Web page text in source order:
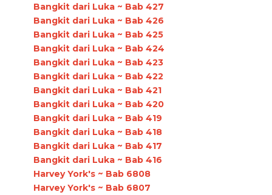
Bangkit dari Luka ~ Bab 427
Bangkit dari Luka ~ Bab 426
Bangkit dari Luka ~ Bab 425
Bangkit dari Luka ~ Bab 424
Bangkit dari Luka ~ Bab 423
Bangkit dari Luka ~ Bab 422
Bangkit dari Luka ~ Bab 421
Bangkit dari Luka ~ Bab 420
Bangkit dari Luka ~ Bab 419
Bangkit dari Luka ~ Bab 418
Bangkit dari Luka ~ Bab 417
Bangkit dari Luka ~ Bab 416
Harvey York's ~ Bab 6808
Harvey York's ~ Bab 6807